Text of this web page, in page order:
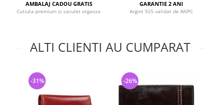
AMBALAJ CADOU GRATIS
Cutiuta premium si saculet organza
GARANTIE 2 ANI
Argint 925 validat de ANPC
ALTI CLIENTI AU CUMPARAT
-31% -26%